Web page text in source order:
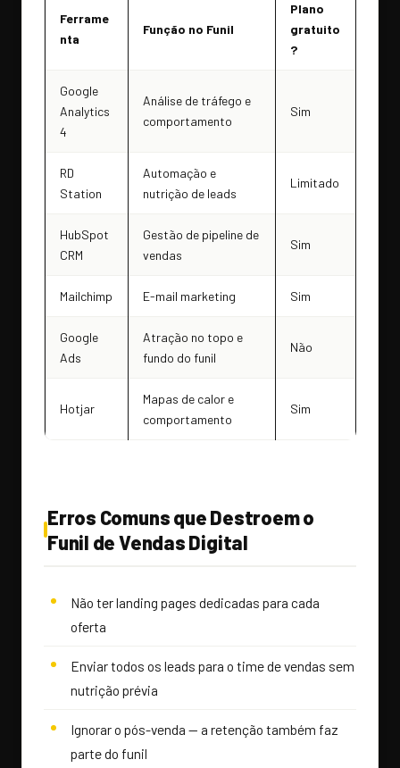
Ferrame
nta
Função no Funil
Plano
gratuito
?
Google
Analytics
4
Análise de tráfego e
comportamento
Sim
RD
Station
Automação e
nutrição de leads
Limitado
HubSpot
CRM
Gestão de pipeline de
vendas
Sim
Mailchimp E-mail marketing Sim
Google
Ads
Atração no topo e
fundo do funil
Não
Hotjar
Mapas de calor e
comportamento
Sim
Erros Comuns que Destroem o
Funil de Vendas Digital
Não ter landing pages dedicadas para cada
oferta
Enviar todos os leads para o time de vendas sem
nutrição prévia
Ignorar o pós-venda — a retenção também faz
parte do funil